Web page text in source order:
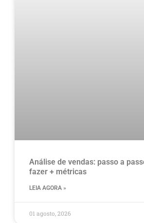
Análise de vendas: passo a
fazer + métricas
LEIA AGORA »
01 agosto, 2026